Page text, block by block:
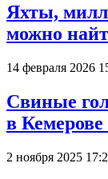
Яхты,
можно
14 февраля 2026
Свиные
в
2 ноября 2025